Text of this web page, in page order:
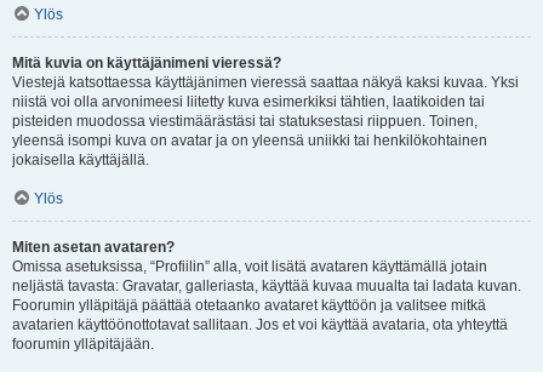
Ylös
Mitä kuvia on käyttäjänimeni vieressä?
Viestejä katsottaessa käyttäjänimen vieressä saattaa näkyä kaksi kuvaa. Yksi
niistä voi olla arvonimeesi liitetty kuva esimerkiksi tähtien, laatikoiden tai
pisteiden muodossa viestimäärästäsi tai statuksestasi riippuen. Toinen,
yleensä isompi kuva on avatar ja on yleensä uniikki tai henkilökohtainen
jokaisella käyttäjällä.
Ylös
Miten asetan avataren?
Omissa asetuksissa, “Profiilin” alla, voit lisätä avataren käyttämällä jotain
neljästä tavasta: Gravatar, galleriasta, käyttää kuvaa muualta tai ladata kuvan.
Foorumin ylläpitäjä päättää otetaanko avataret käyttöön ja valitsee mitkä
avatarien käyttöönottotavat sallitaan. Jos et voi käyttää avataria, ota yhteyttä
foorumin ylläpitäjään.